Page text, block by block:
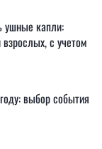
ушные капли:
с учетом
выбор события